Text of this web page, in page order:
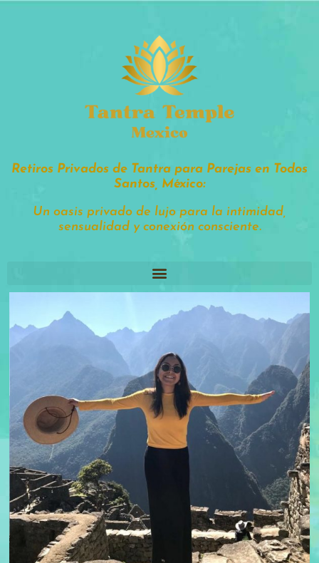
Retiros Privados de Tantra para Parejas en Todos
Santos, México:
Un oasis privado de lujo para la intimidad,
sensualidad y conexión consciente.